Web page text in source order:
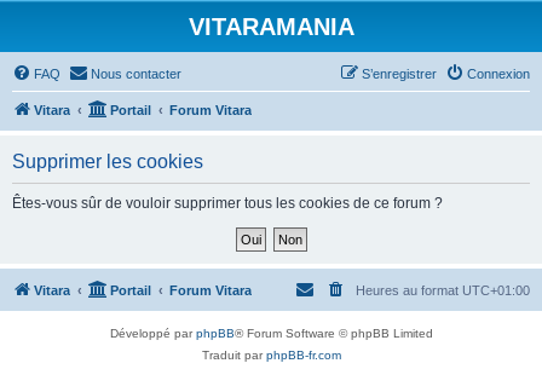
VITARAMANIA
FAQ Nous contacter Connexion
S’enregistrer
Vitara Portail Forum Vitara
Supprimer les cookies
Êtes-vous sûr de vouloir supprimer tous les cookies de ce forum ?
Vitara Portail Forum Vitara Heures au format UTC+01:00
Développé parphpBB® Forum Software © phpBB Limited
Traduit parphpBB-fr.com